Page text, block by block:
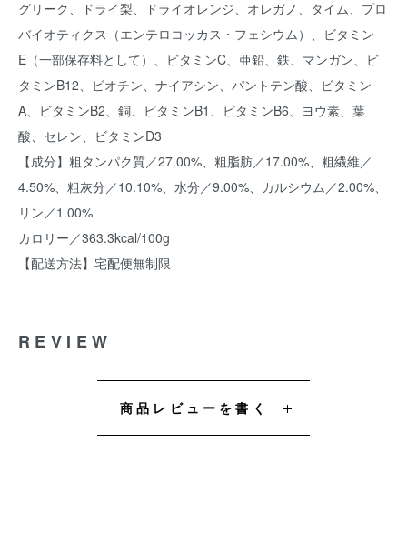
グリーク、ドライ梨、ドライオレンジ、オレガノ、タイム、プロ
バイオティクス（エンテロコッカス・フェシウム）、ビタミン
E（一部保存料として）、ビタミンC、亜鉛、鉄、マンガン、ビ
タミンB12、ビオチン、ナイアシン、パントテン酸、ビタミン
A、ビタミンB2、銅、ビタミンB1、ビタミンB6、ヨウ素、葉
酸、セレン、ビタミンD3
【成分】粗タンパク質／27.00%、粗脂肪／17.00%、粗繊維／
4.50%、粗灰分／10.10%、水分／9.00%、カルシウム／2.00%、
リン／1.00%
カロリー／363.3kcal/100g
【配送方法】宅配便無制限
REVIEW
商品レビューを書く